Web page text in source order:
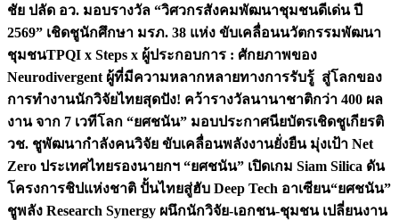
ชัย ปลัด อว. มอบรางวัล “วิศวกรสังคมพัฒนาชุมชนดีเด่น ปี
2569” เชิดชูนักศึกษา มรภ. 38 แห่ง ขับเคลื่อนนวัตกรรมพัฒนา
ชุมชนTPQI x Steps x ผู้ประกอบการ : ศักยภาพของ
Neurodivergent ผู้ที่มีความหลากหลายทางการรับรู้ สู่โลกของ
การทำงานนักวิจัยไทยสุดปัง! คว้ารางวัลนานาชาติกว่า 400 ผล
งาน จาก 7 เวทีโลก “ยศชนัน” มอบประกาศนียบัตรเชิดชูเกียรติ
วช. ชูพัฒนากำลังคนวิจัย ขับเคลื่อนพลังงานยั่งยืน มุ่งเป้า Net
Zero ประเทศไทยรองนายกฯ “ยศชนัน” เปิดเกม Siam Silica ดัน
โครงการชิปแห่งชาติ ปั้นไทยสู่ฮับ Deep Tech อาเซียน“ยศชนัน”
ชูพลัง Research Synergy ผนึกนักวิจัย-เอกชน-ชุมชน เปลี่ยนงาน